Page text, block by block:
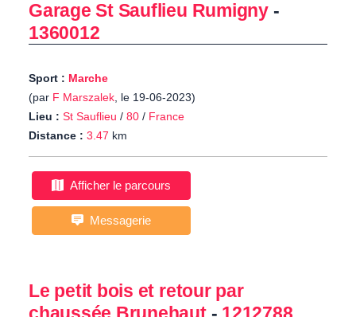
Garage St Sauflieu Rumigny-
1360012
Sport : Marche
(par F Marszalek, le 19-06-2023)
Lieu : St Sauflieu / 80 / France
Distance : 3.47 km
Afficher le parcours
Messagerie
Le petit bois et retour par